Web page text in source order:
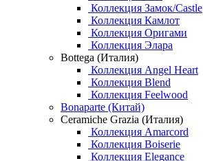
Коллекция Замок/Castle
Коллекция Камлот
Коллекция Оригами
Коллекция Элара
Bottega (Италия)
Коллекция Angel Heart
Коллекция Blend
Коллекция Feelwood
Bonaparte (Китай)
Ceramiche Grazia (Италия)
Коллекция Amarcord
Коллекция Boiserie
Коллекция Elegance